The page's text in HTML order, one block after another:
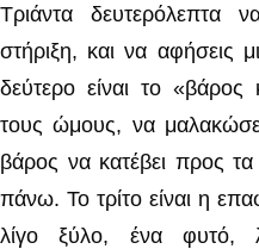
Τριάντα δευτερόλεπτα
στήριξη, και να αφήσεις
δεύτερο είναι το
τους ώμους, να
βάρος να κατέβει προς
πάνω. Το τρίτο είναι η
λίγο ξύλο, ένα φυτό,